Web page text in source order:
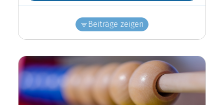
Beiträge zeigen